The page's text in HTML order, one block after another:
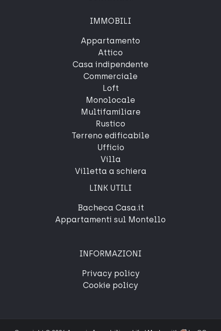
IMMOBILI
Appartamento
Attico
Casa indipendente
Commerciale
Loft
Monolocale
Multifamiliare
Rustico
Terreno edificabile
Ufficio
Villa
Villetta a schiera
LINK UTILI
Bacheca Casa.it
Appartamenti sul Montello
INFORMAZIONI
Privacy policy
Cookie policy